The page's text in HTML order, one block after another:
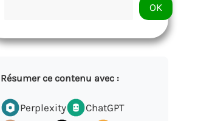
OK
Résumer ce contenu avec :
Perplexity
ChatGPT